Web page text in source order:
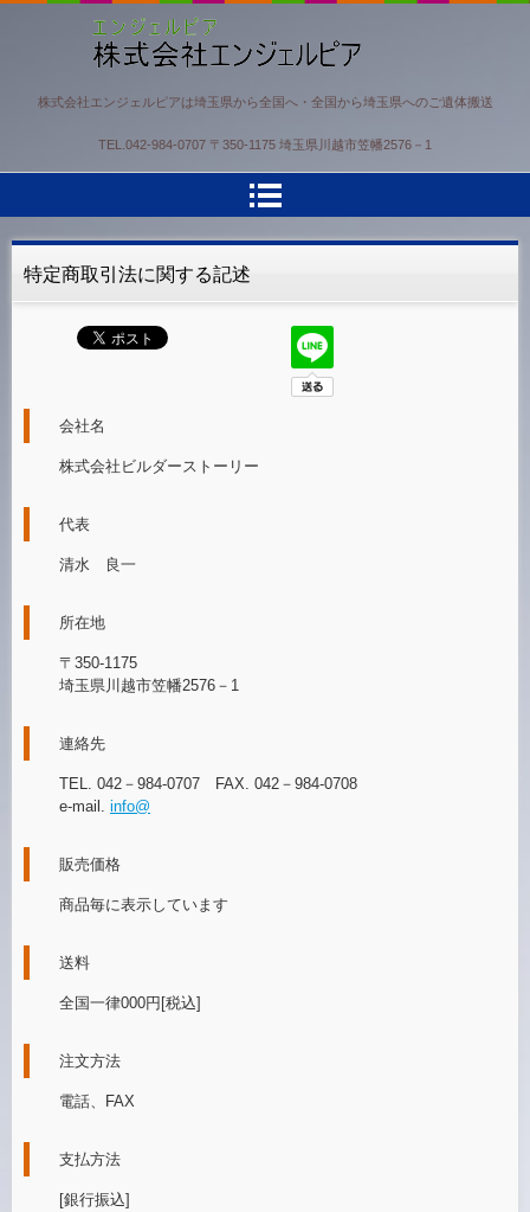
株式会社エンジェルピア
株式会社エンジェルピアは埼玉県から全国へ・全国から埼玉県へのご遺体搬送
TEL. 042-984-0707 〒350-1175 埼玉県川越市笠幡2576－1
特定商取引法に関する記述
会社名
株式会社ビルダーストーリー
代表
清水 良一
所在地
〒350-1175
埼玉県川越市笠幡2576－1
連絡先
TEL. 042－984-0707 FAX. 042－984-0708
e-mail. info@
販売価格
商品毎に表示しています
送料
全国一律000円[税込]
注文方法
電話、FAX
支払方法
[銀行振込]